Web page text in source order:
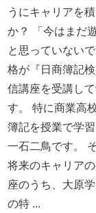
うにキャリアを
か？ 「今はまだ
と思っていない
格が『日商簿記
信講座を受講し
す。 特に商業高
簿記を授業で学
一石二鳥です。
将来のキャリア
座のうち、大原
の特 ...